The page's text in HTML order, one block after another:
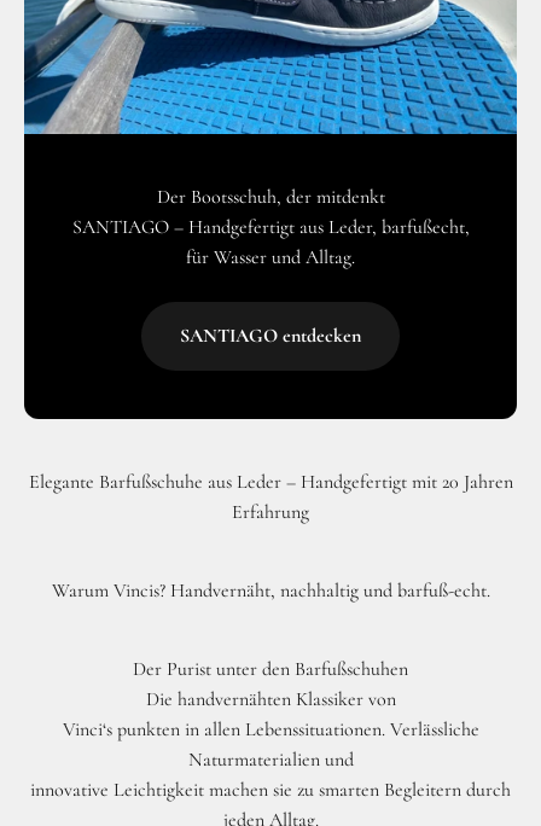
Der Bootsschuh, der mitdenkt
SANTIAGO – Handgefertigt aus Leder, barfußecht,
für Wasser und Alltag.
SANTIAGO entdecken
Elegante Barfußschuhe aus Leder – Handgefertigt mit 20 Jahren
Erfahrung
Warum Vincis? Handvernäht, nachhaltig und barfuß-echt.
Der Purist unter den Barfußschuhen
Die handvernähten Klassiker von
Vinci‘s punkten in allen Lebenssituationen. Verlässliche
Naturmaterialien und
innovative Leichtigkeit machen sie zu smarten Begleitern durch
jeden Alltag.